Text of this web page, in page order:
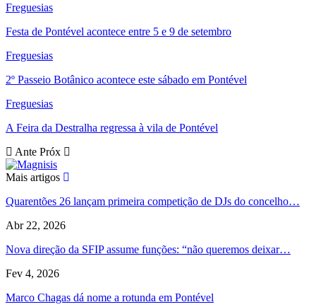
Freguesias
Festa de Pontével acontece entre 5 e 9 de setembro
Freguesias
2º Passeio Botânico acontece este sábado em Pontével
Freguesias
A Feira da Destralha regressa à vila de Pontével
Ante Próx
Mais artigos
Quarentões 26 lançam primeira competição de DJs do concelho…
Abr 22, 2026
Nova direção da SFIP assume funções: “não queremos deixar…
Fev 4, 2026
Marco Chagas dá nome a rotunda em Pontével